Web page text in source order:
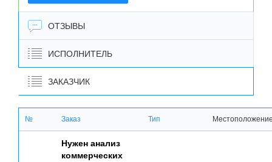
ОТЗЫВЫ
ИСПОЛНИТЕЛЬ
ЗАКАЗЧИК
№ Заказ Тип
Нужен анализ
коммерческих